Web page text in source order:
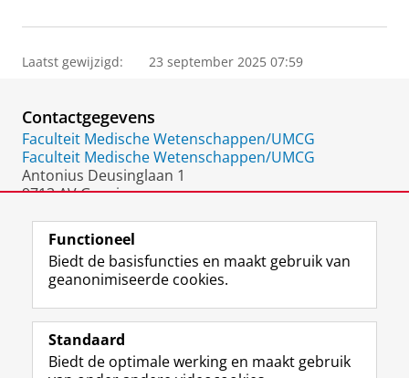
e
r
P
o
r
t
a
Laatst gewijzigd: 23 september 2025 07:59
Contactgegevens
Faculteit Medische Wetenschappen/UMCG
Faculteit Medische Wetenschappen/UMCG
Antonius Deusinglaan 1
9713 AV Groningen
Volg de RUG
F
a
e
L
i
k
R
S
-
I
n
t
Y
o
T
Studiekiezers
Functioneel
Biedt de basisfuncties en maakt gebruik van
geanonimiseerde cookies.
Standaard
Biedt de optimale werking en maakt gebruik